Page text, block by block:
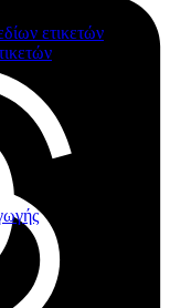
ετικετών